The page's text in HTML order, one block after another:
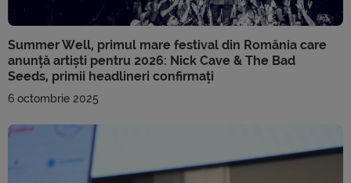
Summer Well, primul mare festival din România care
anunță artiști pentru 2026: Nick Cave & The Bad
Seeds, primii headlineri confirmați
6 octombrie 2025